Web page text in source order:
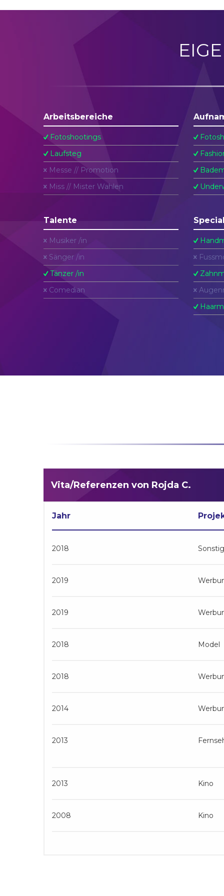
Arbeitsbereiche
Fotoshootings
Laufsteg
Messe // Promotion
Miss // Mister Wahlen
Talente
Musiker /in
Sänger /in
Tänzer /in
Comedian
Vita/Referenzen von Rojda C.
Jahr
2018
2019
2019
2018 Model
2018
2014
2013
2013 Kino
2008 Kino